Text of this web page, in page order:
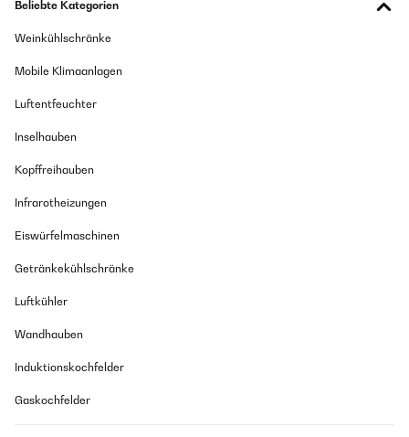
Beliebte Kategorien
Weinkühlschränke
Mobile Klimaanlagen
Luftentfeuchter
Inselhauben
Kopffreihauben
Infrarotheizungen
Eiswürfelmaschinen
Getränkekühlschränke
Luftkühler
Wandhauben
Induktionskochfelder
Gaskochfelder